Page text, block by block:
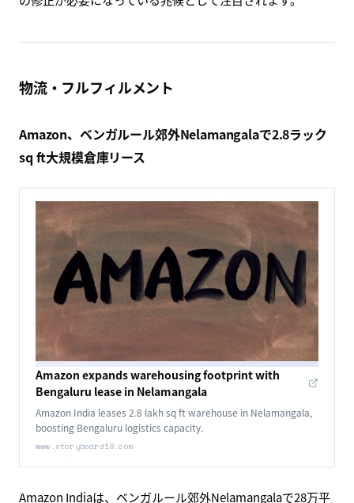
AliExpress・Temuなど中国系格安ECの成長が鈍化していま
整合する流れです。
中国系ECの「とにかく安い」モデルが頭打ちを迎えつつあ
り、グローバル越境ECの戦略立案上、価格訴求一辺倒から
物流・フルフィルメント
Amazon、ベンガルール郊外Nelamangalaで2.8ラック
sq ft大規模倉庫リース